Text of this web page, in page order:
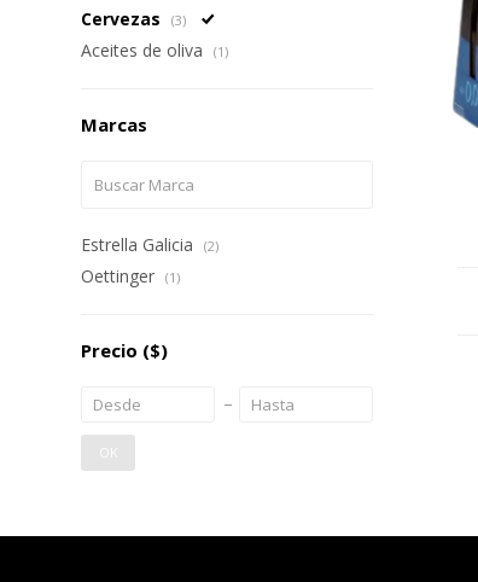
Cervezas (3)
Aceites de oliva (1)
Marcas
Estrella Galicia (2)
Oettinger (1)
Precio ($)
OK